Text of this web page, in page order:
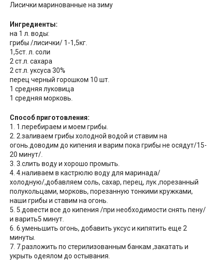
Лисички маринованные на зиму
Ингредиенты:
на 1 л. воды:
грибы /лисички/ 1-1,5кг.
1,5ст. л. соли
2 ст.л. сахара
2 ст.л. уксуса 30%
перец черный горошком 10 шт.
1 средняя луковица
1 средняя морковь.
Способ приготовления:
1. 1.перебираем и моем грибы.
2. 2.заливаем грибы холодной водой и ставим на
огонь.доводим до кипения и варим пока грибы не осядут/15-
20 минут/.
3. 3.слить воду и хорошо промыть.
4. 4.наливаем в кастрюлю воду для маринада/
холодную/,добавляем соль, сахар, перец, лук ,порезанный
полукольцами, морковь, порезанную тонкими кружками,
наши грибы и ставим на огонь.
5. 5.довести все до кипения /при необходимости снять пену/
и варить5 минут.
6. 6.уменьшить огонь, добавить уксус и кипятить еще 2
минуты.
7. 7.разложить по стерилизованным банкам ,закатать и
укрыть одеялом до остывания.